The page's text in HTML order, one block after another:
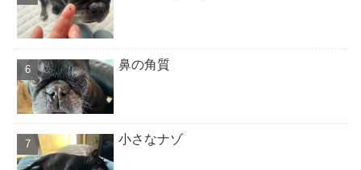
鼻の角質
小さなナゾ